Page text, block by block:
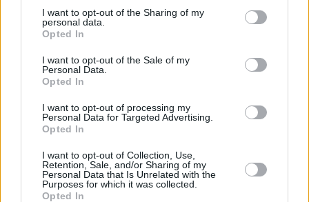
not limited to your visit or usage behaviour. You may click to
grant or deny consent to Google and its third-party tags to
use your data for below specified purposes in below Google
consent section.
I want to opt-out of the Sharing of my
personal data.
Opted In
I want to opt-out of the Sale of my
Personal Data.
Opted In
I want to opt-out of processing my
Personal Data for Targeted Advertising.
Opted In
I want to opt-out of Collection, Use,
Retention, Sale, and/or Sharing of my
Personal Data that Is Unrelated with the
Purposes for which it was collected.
Opted In
Τραγωδία στην Πιερία - Νεκρός 20χρονος οδηγός από
σύγκρουση δύο ΙΧ στην Αθηνών - Θεσσαλονίκης
Το όχημα του άτυχου 20χρονου συγκρούστηκε με
Ι.Χ., που οδηγούσε ένας 49χρονος
06.08.2023, 14:34 6